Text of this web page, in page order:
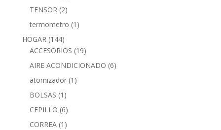
TENSOR (2)
termometro (1)
HOGAR (144)
ACCESORIOS (19)
AIRE ACONDICIONADO (6)
atomizador (1)
BOLSAS (1)
CEPILLO (6)
CORREA (1)